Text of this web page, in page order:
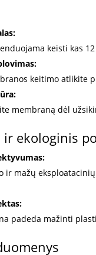
keisti kas
keitimo atlikite
membraną dėl
ir ekologinis
ir mažų
padeda mažinti